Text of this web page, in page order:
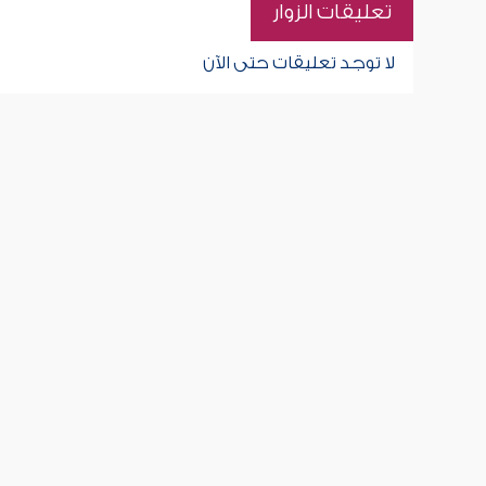
تعليقات الزوار
لا توجد تعليقات حتى الآن